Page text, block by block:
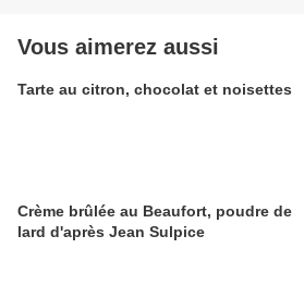
Vous aimerez aussi
Tarte au citron, chocolat et noisettes
Crème brûlée au Beaufort, poudre de
lard d'après Jean Sulpice